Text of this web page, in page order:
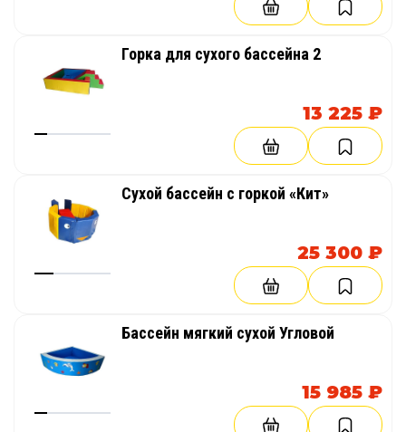
Горка для сухого бассейна 2
13 225 ₽
Сухой бассейн с горкой «Кит»
25 300 ₽
Бассейн мягкий сухой Угловой
15 985 ₽